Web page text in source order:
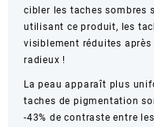
cibler les taches sombres
utilisant ce produit, les
visiblement réduites
radieux !
La peau apparaît plus
taches de pigmentation
-43% de contraste entre